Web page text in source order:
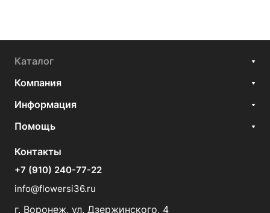
Каталог
Компания
Информация
Помощь
Контакты
+7 (910) 240-77-22
info@flowersi36.ru
г. Воронеж, ул. Дзержинского, 4